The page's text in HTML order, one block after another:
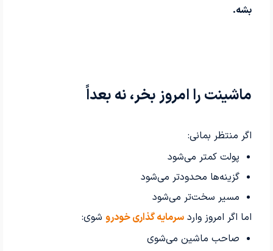
بشه.
ماشینت را امروز بخر، نه بعداً
اگر منتظر بمانی:
پولت کمتر می‌شود
گزینه‌ها محدودتر می‌شود
مسیر سخت‌تر می‌شود
اما اگر امروز وارد سرمایه گذاری خودروشوی:
صاحب ماشین می‌شوی